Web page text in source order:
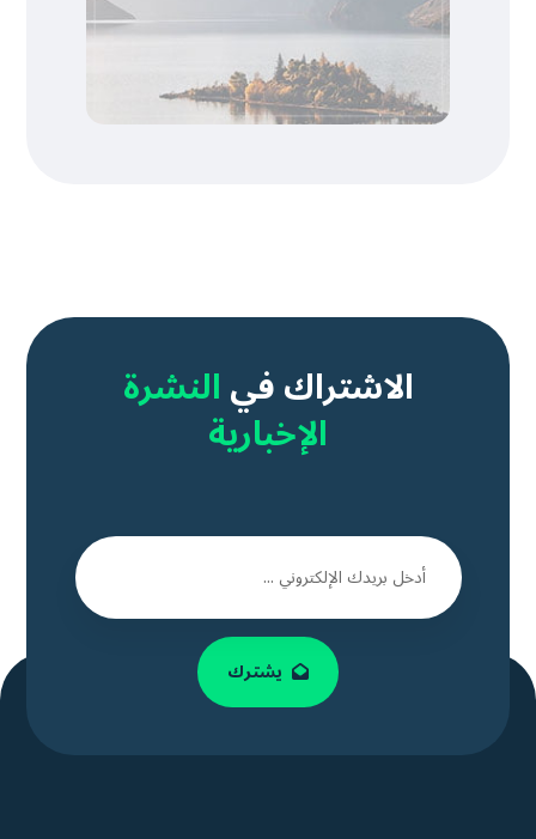
الاشتراك فيالنشرة
الإخبارية
يشترك